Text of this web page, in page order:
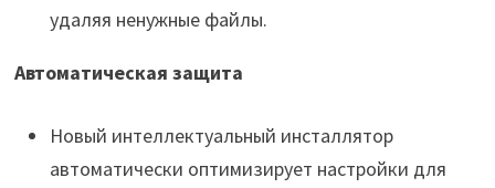
удаляя ненужные файлы.
Автоматическая защита
Новый интеллектуальный инсталлятор
автоматически оптимизирует настройки для